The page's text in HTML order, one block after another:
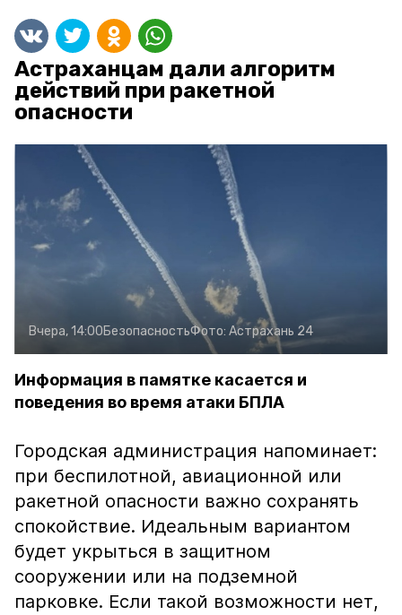
Астраханцам дали алгоритм
действий при ракетной
опасности
Вчера, 14:00БезопасностьФото: Астрахань 24
Информация в памятке касается и
поведения во время атаки БПЛА
Городская администрация напоминает:
при беспилотной, авиационной или
ракетной опасности важно сохранять
спокойствие. Идеальным вариантом
будет укрыться в защитном
сооружении или на подземной
парковке. Если такой возможности нет,